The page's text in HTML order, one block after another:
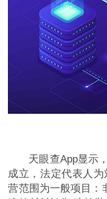
天眼查App显示
成立，法定代表人
营范围为一般项目：